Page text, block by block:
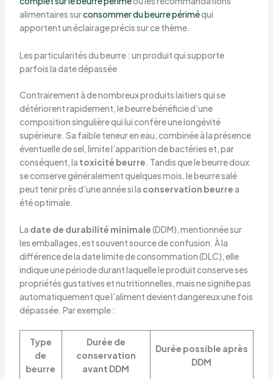
alimentaires surconsommer du beurre périméqui
apportent un éclairage précis sur ce thème.
Les particularités du beurre : un produit qui supporte
parfois la date dépassée
Contrairement à de nombreux produits laitiers qui se
détériorent rapidement, le beurre bénéficie d’une
composition singulière qui lui confère une longévité
supérieure. Sa faible teneur en eau, combinée à la présence
éventuelle de sel, limite l’apparition de bactéries et, par
conséquent, la toxicité beurre . Tandis que le beurre doux
se conserve généralement quelques mois, le beurre salé
peut tenir près d’une année si la conservation beurrea
été optimale.
La date de durabilité minimale(DDM), mentionnée sur
les emballages, est souvent source de confusion. À la
différence de la date limite de consommation (DLC), elle
indique une période durant laquelle le produit conserve ses
propriétés gustatives et nutritionnelles, mais ne signifie pas
automatiquement que l’aliment devient dangereux une fois
dépassée. Par exemple :
Type
de
beurre
Durée de
conservation
avant DDM
Durée possible après
DDM